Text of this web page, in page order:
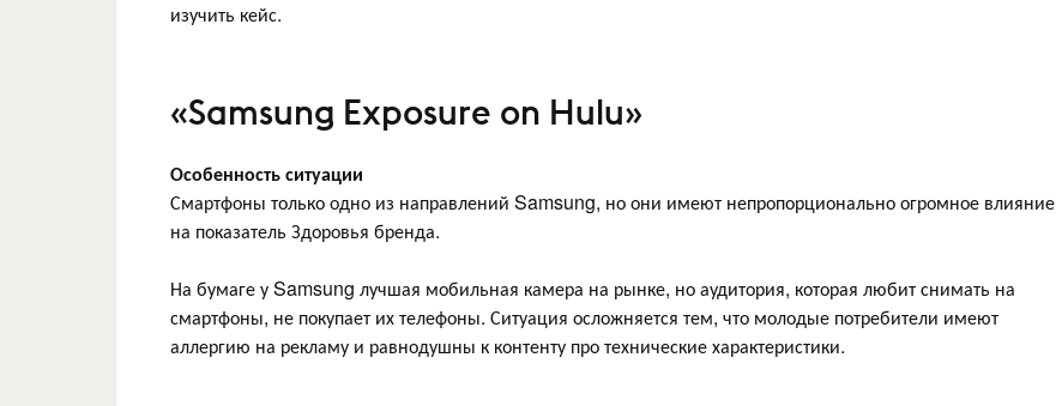
изучить кейс.
«Samsung Exposure on Hulu»
Особенность ситуации
Смартфоны только одно из направлений Samsung, но они имеют непропорционально огромное влияние
на показатель Здоровья бренда.
На бумаге у Samsung лучшая мобильная камера на рынке, но аудитория, которая любит снимать на
смартфоны, не покупает их телефоны. Ситуация осложняется тем, что молодые потребители имеют
аллергию на рекламу и равнодушны к контенту про технические характеристики.